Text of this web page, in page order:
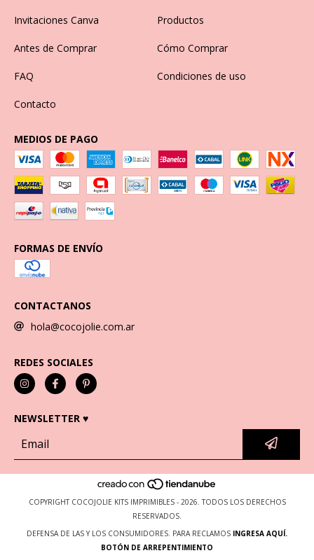
Invitaciones Canva Productos
Antes de Comprar Cómo Comprar
FAQ Condiciones de uso
Contacto
MEDIOS DE PAGO
FORMAS DE ENVÍO
CONTACTANOS
hola@cocojolie.com.ar
REDES SOCIALES
NEWSLETTER ♥
COPYRIGHT COCOJOLIE KITS IMPRIMIBLES - 2026. TODOS LOS DERECHOS
RESERVADOS.
DEFENSA DE LAS Y LOS CONSUMIDORES. PARA RECLAMOS INGRESA AQUÍ.
BOTÓN DE ARREPENTIMIENTO